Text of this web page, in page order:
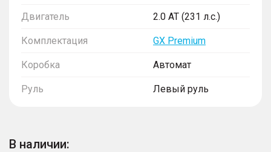
Двигатель 2.0 AT (231 л.с.)
Комплектация GX Premium
Коробка Автомат
Руль Левый руль
В наличии: